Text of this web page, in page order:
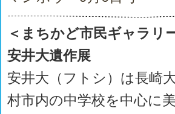
＜まちかど市民ギャラリ
安井大遺作展
安井大（フトシ）は長崎
村市内の中学校を中心に